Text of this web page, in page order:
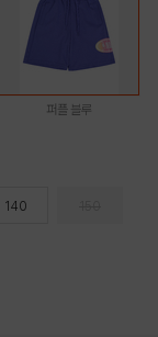
퍼플 블루
140